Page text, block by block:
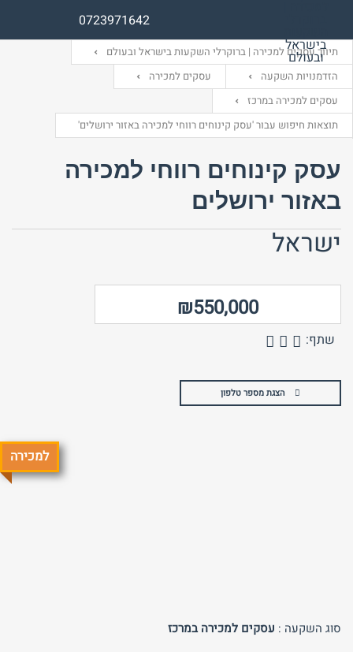
0723971642
שם משתמש (אנגלית)
סיסמה
התחבר באמצעות:
שם משתמש (אנגלית)
אימייל
התחבר באמצעות:
תיווך עסקים למכירה | ברוקרלי השקעות בישראל ובעולם
הזדמנויות השקעה
עסקים למכירה
עסקים למכירה במרכז
תוצאות חיפוש עבור 'עסק קינוחים רווחי למכירה באזור ירושלים'
עסק קינוחים רווחי למכירה
באזור ירושלים
ישראל
₪550,000
שתף:
הצגת מספר טלפון
למכירה
סוג השקעה : עסקים למכירה במרכז